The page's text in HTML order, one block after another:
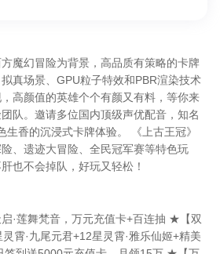
方魔幻冒险为背景，高品质有策略的卡牌
真场景、GPU粒子特效和PBR渲染技术
高颜值的英雄个个有颜又有料，等你来
队。邀请多位国内顶级声优配音，知名
香的沉浸式卡牌体验。 《上古王冠》
、遗迹大冒险、全民冠军赛等特色玩
也不会掉队，好玩又轻松！
·莲舞梵音，万元充值卡+百连抽 ★【双
霄·九尾元君+12星灵霄·雅乐仙姬+精美